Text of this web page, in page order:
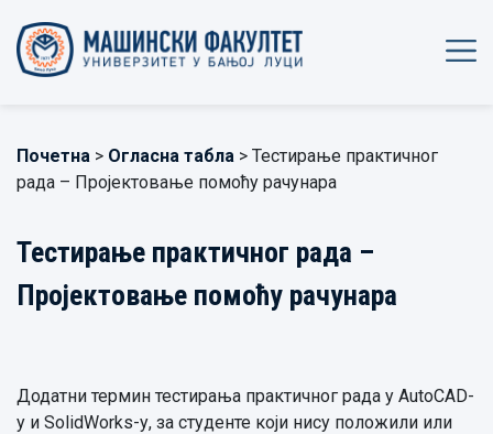
Почетна > Огласна табла > Тестирање практичног
рада – Пројектовање помоћу рачунара
Тестирање практичног рада –
Пројектовање помоћу рачунара
Додатни термин тестирања практичног рада у AutoCAD-
у и SolidWorks-у, за студенте који нису положили или